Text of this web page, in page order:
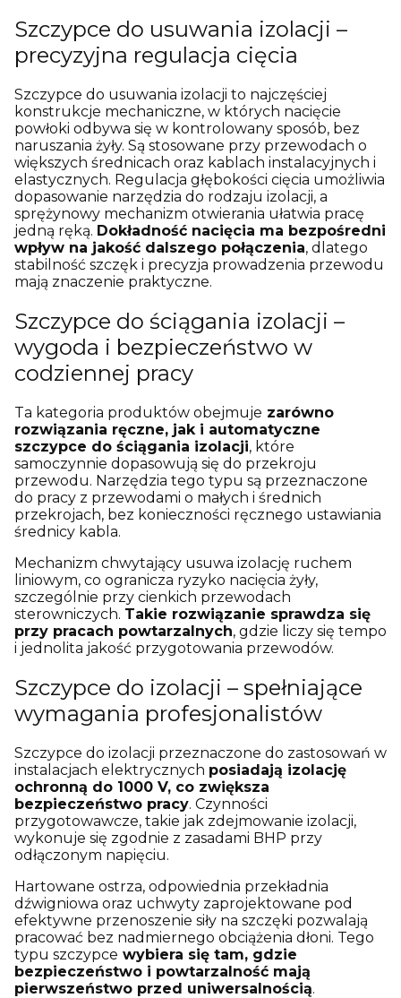
Szczypce do usuwania izolacji –
precyzyjna regulacja cięcia
Szczypce do usuwania izolacji to najczęściej
konstrukcje mechaniczne, w których nacięcie
powłoki odbywa się w kontrolowany sposób, bez
naruszania żyły. Są stosowane przy przewodach o
większych średnicach oraz kablach instalacyjnych i
elastycznych. Regulacja głębokości cięcia umożliwia
dopasowanie narzędzia do rodzaju izolacji, a
sprężynowy mechanizm otwierania ułatwia pracę
jedną ręką. Dokładność nacięcia ma bezpośredni
wpływ na jakość dalszego połączenia, dlatego
stabilność szczęk i precyzja prowadzenia przewodu
mają znaczenie praktyczne.
Szczypce do ściągania izolacji –
wygoda i bezpieczeństwo w
codziennej pracy
Ta kategoria produktów obejmuje zarówno
rozwiązania ręczne, jak i automatyczne
szczypce do ściągania izolacji, które
samoczynnie dopasowują się do przekroju
przewodu. Narzędzia tego typu są przeznaczone
do pracy z przewodami o małych i średnich
przekrojach, bez konieczności ręcznego ustawiania
średnicy kabla.
Mechanizm chwytający usuwa izolację ruchem
liniowym, co ogranicza ryzyko nacięcia żyły,
szczególnie przy cienkich przewodach
sterowniczych. Takie rozwiązanie sprawdza się
przy pracach powtarzalnych, gdzie liczy się tempo
i jednolita jakość przygotowania przewodów.
Szczypce do izolacji – spełniające
wymagania profesjonalistów
Szczypce do izolacji przeznaczone do zastosowań w
instalacjach elektrycznych posiadają izolację
ochronną do 1000 V, co zwiększa
bezpieczeństwo pracy. Czynności
przygotowawcze, takie jak zdejmowanie izolacji,
wykonuje się zgodnie z zasadami BHP przy
odłączonym napięciu.
Hartowane ostrza, odpowiednia przekładnia
dźwigniowa oraz uchwyty zaprojektowane pod
efektywne przenoszenie siły na szczęki pozwalają
pracować bez nadmiernego obciążenia dłoni. Tego
typu szczypce wybiera się tam, gdzie
bezpieczeństwo i powtarzalność mają
pierwszeństwo przed uniwersalnością.